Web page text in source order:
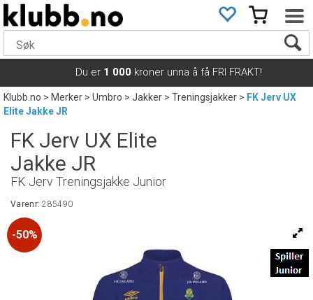
Du er 1 000 kroner unna å få FRI FRAKT!
Klubb.no>Merker>Umbro>Jakker>Treningsjakker> FK Jerv UX
Elite Jakke JR
FK Jerv UX Elite
Jakke JR
FK Jerv Treningsjakke Junior
Varenr:285490
50%